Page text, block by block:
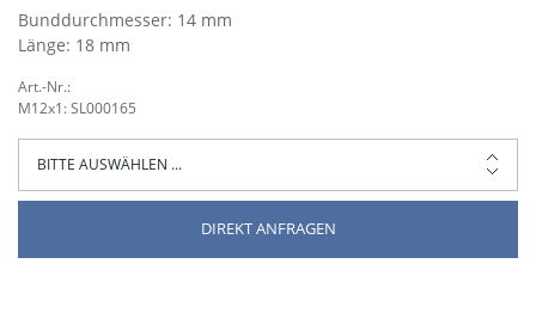
Bund­durch­messer: 14 mm
Länge: 18 mm
Art.-Nr.:
M12x1: SL000165
DIREKT ANFRAGEN